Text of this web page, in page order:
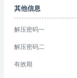
其他信息
解压密码一
解压密码二
有效期